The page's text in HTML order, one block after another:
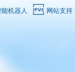
能机器人 网站支持